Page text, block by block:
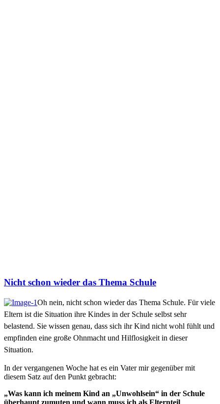
Nicht schon wieder das Thema Schule
Oh nein, nicht schon wieder das Thema Schule. Für viele
Eltern ist die Situation ihre Kindes in der Schule selbst sehr
belastend. Sie wissen genau, dass sich ihr Kind nicht wohl fühlt und
empfinden eine große Ohnmacht und Hilflosigkeit in dieser
Situation.
In der vergangenen Woche hat es ein Vater mir gegenüber mit
diesem Satz auf den Punkt gebracht:
„Was kann ich meinem Kind an „Unwohlsein“ in der Schule